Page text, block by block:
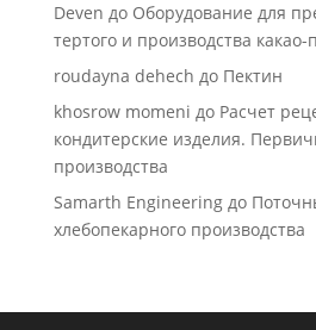
Deven до Оборудование для
тертого и производства
roudayna dehech до Пектин
khosrow momeni до Расчет
кондитерские изделия.
производства
Samarth Engineeringдо
хлебопекарного производства